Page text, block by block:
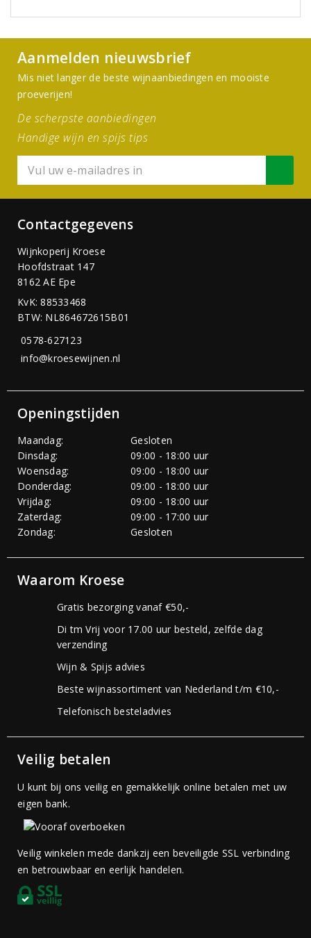
Aanmelden nieuwsbrief
Mis niet langer de beste wijnaanbiedingen en mooiste
proeverijen!
De scherpste aanbiedingen
Handige wijn en spijs tips
Contactgegevens
Wijnkoperij Kroese
Hoofdstraat 147
8162 AE Epe
KvK: 88533468
BTW: NL864672615B01
0578-627123
info@kroesewijnen.nl
Openingstijden
Maandag:
Gesloten
Dinsdag:
09:00 - 18:00 uur
Woensdag:
09:00 - 18:00 uur
Donderdag:
09:00 - 18:00 uur
Vrijdag:
09:00 - 18:00 uur
Zaterdag:
09:00 - 17:00 uur
Zondag:
Gesloten
Waarom Kroese
Gratis bezorging vanaf €50,-
Di tm Vrij voor 17.00 uur besteld, zelfde dag
verzending
Wijn & Spijs advies
Beste wijnassortiment van Nederland t/m €10,-
Telefonisch besteladvies
Veilig betalen
U kunt bij ons veilig en gemakkelijk online betalen met uw
eigen bank.
Veilig winkelen mede dankzij een beveiligde SSL verbinding
en betrouwbaar en eerlijk handelen.